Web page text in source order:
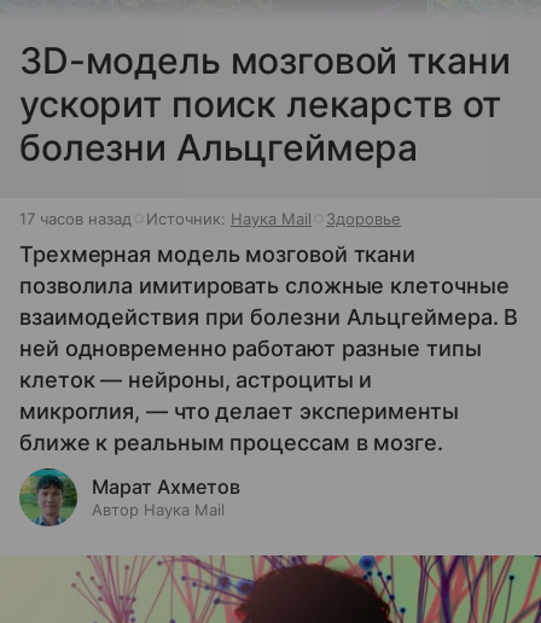
3D-модель мозговой ткани
ускорит поиск лекарств от
болезни Альцгеймера
17 часов назад Источник: Наука Mail Здоровье
Трехмерная модель мозговой ткани
позволила имитировать сложные клеточные
взаимодействия при болезни Альцгеймера. В
ней одновременно работают разные типы
клеток — нейроны, астроциты и
микроглия, — что делает эксперименты
ближе к реальным процессам в мозге.
Марат Ахметов
Автор Наука Mail